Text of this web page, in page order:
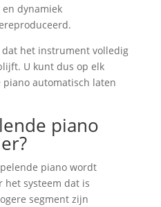
dynamiek
het instrument volledig
U kunt dus op elk
automatisch laten
piano
piano wordt
het systeem dat is
segment zijn